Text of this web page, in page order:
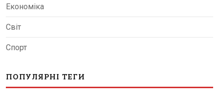
Економіка
Світ
Спорт
ПОПУЛЯРНІ ТЕГИ